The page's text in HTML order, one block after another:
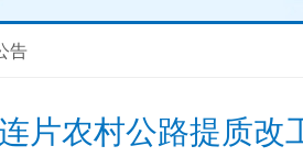
告
片农村公路提质改